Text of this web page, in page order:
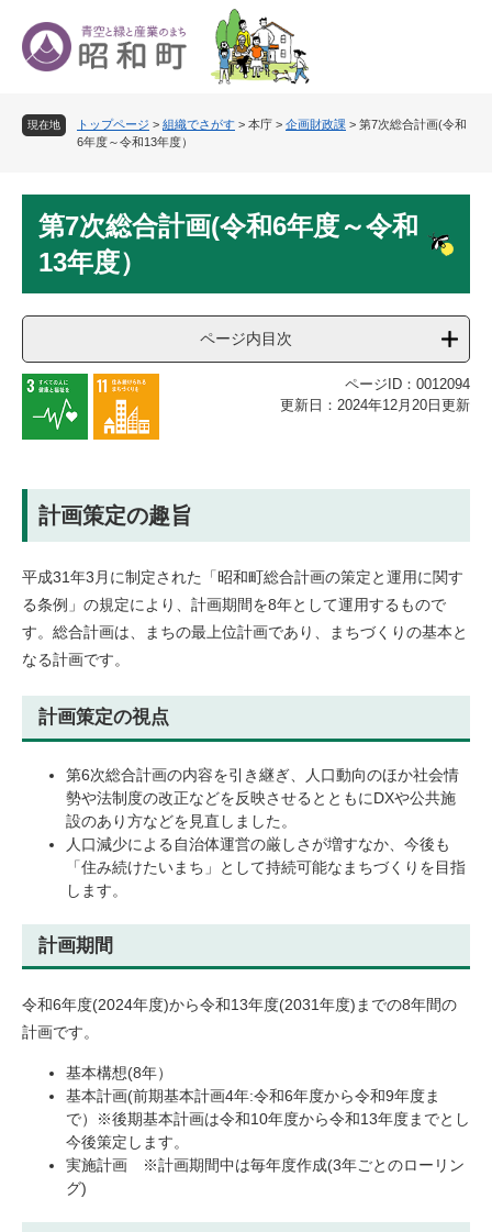
現在地 トップページ > 組織でさがす > 本庁 > 企画財政課 > 第7次総合計画(令和
6年度～令和13年度）
第7次総合計画(令和6年度～令和
13年度）
ページ内目次
ページID：0012094
更新日：2024年12月20日更新
計画策定の趣旨
平成31年3月に制定された「昭和町総合計画の策定と運用に関す
る条例」の規定により、計画期間を8年として運用するもので
す。総合計画は、まちの最上位計画であり、まちづくりの基本と
なる計画です。
計画策定の視点
第6次総合計画の内容を引き継ぎ、人口動向のほか社会情
勢や法制度の改正などを反映させるとともにDXや公共施
設のあり方などを見直しました。
人口減少による自治体運営の厳しさが増すなか、今後も
「住み続けたいまち」として持続可能なまちづくりを目指
します。
計画期間
令和6年度(2024年度)から令和13年度(2031年度)までの8年間の
計画です。
基本構想(8年）
基本計画(前期基本計画4年:令和6年度から令和9年度ま
で）※後期基本計画は令和10年度から令和13年度までとし
今後策定します。
実施計画 ※計画期間中は毎年度作成(3年ごとのローリン
グ)